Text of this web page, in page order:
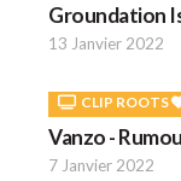
Groundation
13 Janvier 2022
CLIP ROOTS
Vanzo -
7 Janvier 2022